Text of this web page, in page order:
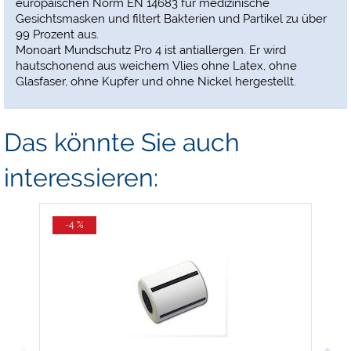
europäischen Norm EN 14683 für medizinische
Gesichtsmasken und filtert Bakterien und Partikel zu über
99 Prozent aus.
Monoart Mundschutz Pro 4 ist antiallergen. Er wird
hautschonend aus weichem Vlies ohne Latex, ohne
Glasfaser, ohne Kupfer und ohne Nickel hergestellt.
Das könnte Sie auch
interessieren:
-4 %